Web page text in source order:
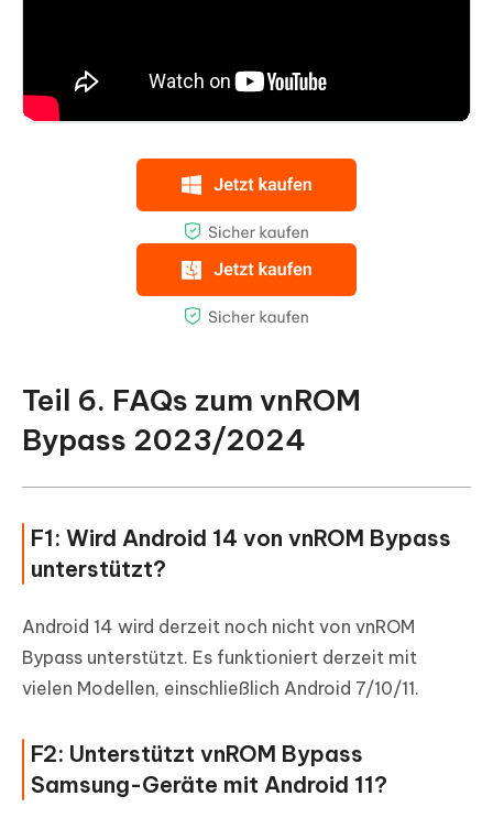
Teil 6. FAQs zum vnROM
Bypass 2023/2024
F1: Wird Android 14 von vnROM Bypass
unterstützt?
Android 14 wird derzeit noch nicht von vnROM
Bypass unterstützt. Es funktioniert derzeit mit
vielen Modellen, einschließlich Android 7/10/11.
F2: Unterstützt vnROM Bypass
Samsung-Geräte mit Android 11?